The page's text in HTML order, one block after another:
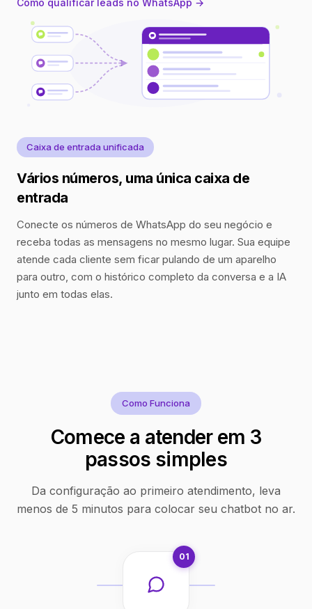
Como qualificar leads no WhatsApp →
Caixa de entrada unificada
Vários números, uma única caixa de
entrada
Conecte os números de WhatsApp do seu negócio e
receba todas as mensagens no mesmo lugar. Sua equipe
atende cada cliente sem ficar pulando de um aparelho
para outro, com o histórico completo da conversa e a IA
junto em todas elas.
Como Funciona
Comece a atender em 3
passos simples
Da configuração ao primeiro atendimento, leva
menos de 5 minutos para colocar seu chatbot no ar.
01